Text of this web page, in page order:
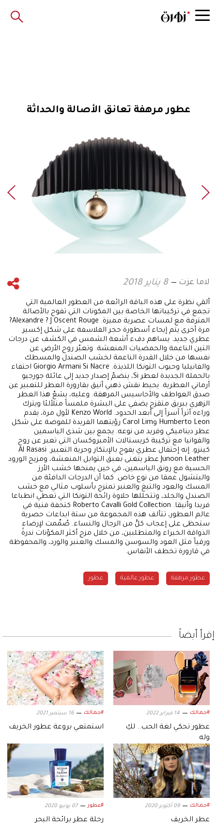
عطور مرهفة تعانق الأصالة والحداثة
لاما عزت 8 يناير 2018
ألقي نظرة على هذه الباقة الرائعة من العطور العالمية التي
تجمع في تركيباتها الخاصة بين المكونات التي تفوح بالأصالة
المترفة مع لمسات عصرية مميزة. Alexandre ? J Oscent Rouge?
مرة أخرى يتم إيحاء أسطورة حجر الفلاسفة على شكل إكسير
عطري جديد. يساهم دفء أشعة الشمس في الكشف عن درجات
التين الناعمة والحمضيات المنعشة. وتعبّر روح الأرض عن
نفسها من خلال القدرة الناعمة لخشب الصندل والمسطك
والفانيليا وحبوب التونكا اللذيذة. Giorgio Armani Si Nacre احتفاء
بالحملة الجديدة لعطر Si، ينضمّ إصدار جديد إلى عائلة جورجيو
أرماني العطرية. يحيط نقش ذهبي أنيق بقارورة العطر للتعبير عن
صدق العواطف والأحاسيس المرهفة. وعليه، يشعّ هذا العطر
الزهري ببريق متقزح يضفي على البشرة ملمساً متلألئا ويترك
وراءه أثراً آسراً إلى أبعد الحدود. Kenzo World لأول مرة، يقدم
Humberto Leon وCarol Lim رؤيتهما الفريدة للموضة على شكل
عطر ديناميكي وفريد من نوعه. يجمع بين شذى الياسمين
والفوانيا مع تركيبة كريستالات الأمبروكسان التي تعبر عن روح
كينزو. إنه إحتفال عطري يفوح بالإبتكار وحرية التعبير. Al Rasasi
Junoon Leather عطر يتغنى بعبق التوابل المنعشة، ومزيج الورود
الحسية مع رونق الياسمين، في حين يمنحها خشب الأرز
والبتشول عمقا من نوع خاص. كما أن الدرجات الدافئة من
المسك والعود والتبغ والعنبر تمتزج بأسلوب مثالي مع خشب
الصندل والجلد، وتتخللها حلاوة رائحة التونكا التي تعطي انطباعا
فريدا وأنيقا. Roberto Cavalli Gold Collection كتحفة فنية في
عالم العطور، تتألف هذه المجموعة من ستة ابداعات حصرية
ستحظى على إعجاب كلٍّ من الرجال والنساء. صُمِّمت لإرضاء
الذواقة الخبراء والمتطلبين، من خلال مزج أكثر المكوّنات ندرةً
ورقياً مثل العود والسوسن والمسك والعنبر والورد، والمحفوظة
في قارورة تخطف الأنفاس.
عطور مرهفة عطور عالمية عطور
إقرأ أيضاً
#جمالك 14 فبراير 2022
عطور تحكي لغة الحب.. لكِ
وله
#جمالك 16 سبتمبر 2021
استمتعي بروعة عطور الخريف
#جمالك 09 أكتوبر 2020
عطر الخريف
#عطور 07 يونيو 2020
رحلة عطر برائحة البحر